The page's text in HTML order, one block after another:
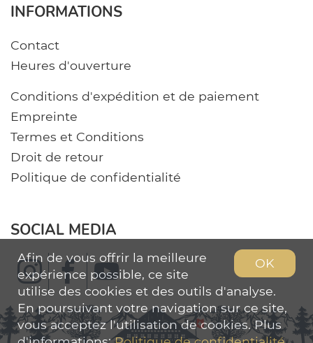
INFORMATIONS
Contact
Heures d'ouverture
Conditions d'expédition et de paiement
Empreinte
Termes et Conditions
Droit de retour
Politique de confidentialité
SOCIAL MEDIA
OK
Afin de vous offrir la meilleure
expérience possible, ce site
utilise des cookies et des outils d'analyse.
En poursuivant votre navigation sur ce site,
vous acceptez l'utilisation de cookies. Plus